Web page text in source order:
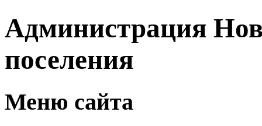
Администрация
поселения
Меню сайта